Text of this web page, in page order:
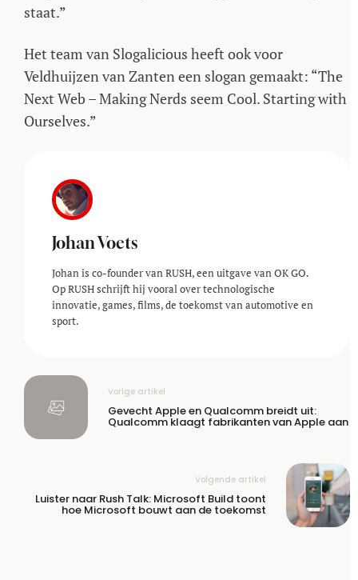
staat.”
Het team van Slogalicious heeft ook voor
Veldhuijzen van Zanten een slogan gemaakt: “The
Next Web – Making Nerds seem Cool. Starting with
Ourselves.”
Johan Voets
Johan is co-founder van RUSH, een uitgave van OK GO.
Op RUSH schrijft hij vooral over technologische
innovatie, games, films, de toekomst van automotive en
sport.
Vorige artikel
Gevecht Apple en Qualcomm breidt uit:
Qualcomm klaagt fabrikanten van Apple aan
Volgende artikel
Luister naar Rush Talk: Microsoft Build toont
hoe Microsoft bouwt aan de toekomst